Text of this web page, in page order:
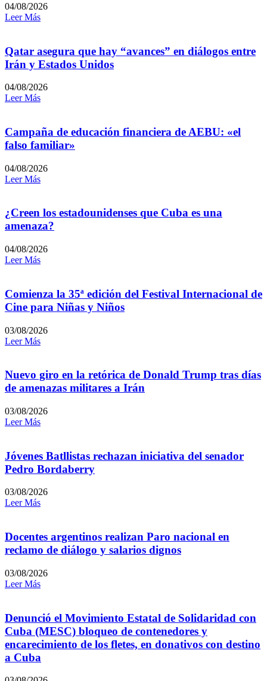
04/08/2026
Leer Más
Qatar asegura que hay “avances” en diálogos entre
Irán y Estados Unidos
04/08/2026
Leer Más
Campaña de educación financiera de AEBU: «el
falso familiar»
04/08/2026
Leer Más
¿Creen los estadounidenses que Cuba es una
amenaza?
04/08/2026
Leer Más
Comienza la 35ª edición del Festival Internacional de
Cine para Niñas y Niños
03/08/2026
Leer Más
Nuevo giro en la retórica de Donald Trump tras días
de amenazas militares a Irán
03/08/2026
Leer Más
Jóvenes Batllistas rechazan iniciativa del senador
Pedro Bordaberry
03/08/2026
Leer Más
Docentes argentinos realizan Paro nacional en
reclamo de diálogo y salarios dignos
03/08/2026
Leer Más
Denunció el Movimiento Estatal de Solidaridad con
Cuba (MESC) bloqueo de contenedores y
encarecimiento de los fletes, en donativos con destino
a Cuba